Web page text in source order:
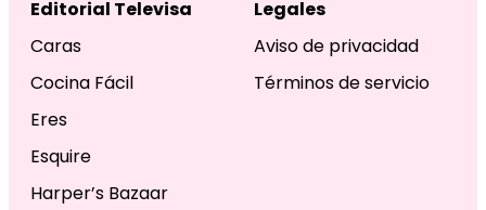
Editorial Televisa
Caras
Cocina Fácil
Eres
Esquire
Harper’s Bazaar
Legales
Aviso de privacidad
Términos de servicio